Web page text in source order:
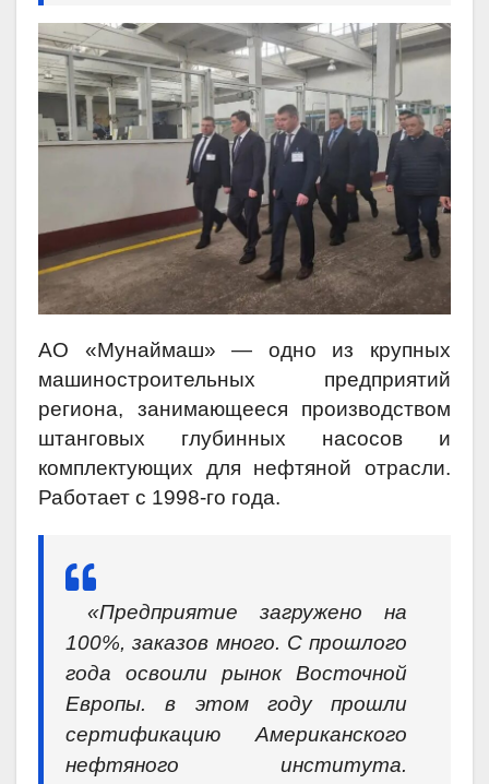
АО «Мунаймаш» — одно из крупных
машиностроительных предприятий
региона, занимающееся производством
штанговых глубинных насосов и
комплектующих для нефтяной отрасли.
Работает с 1998-го года.
«‎Предприятие загружено на
100%, заказов много. С прошлого
года освоили рынок Восточной
Европы. в этом году прошли
сертификацию Американского
нефтяного института.